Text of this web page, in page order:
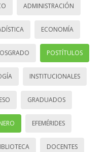
ADMINISTRACIÓN
ECONOMÍA
POSTÍTULOS
INSTITUCIONALES
GRADUADOS
EFEMÉRIDES
DOCENTES